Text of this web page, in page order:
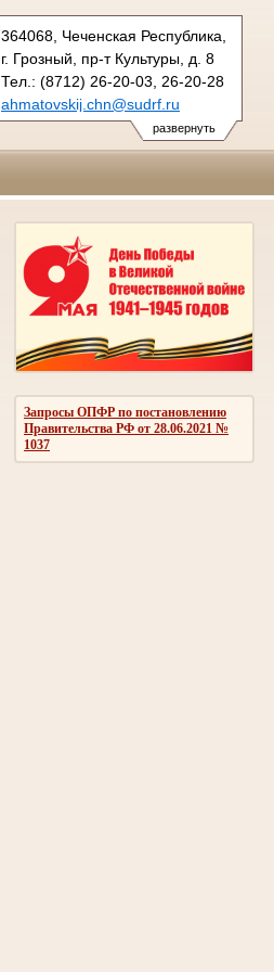
развернуть
364068, Чеченская Республика,
г. Грозный, пр-т Культуры, д. 8
Тел.: (8712) 26-20-03, 26-20-28
ahmatovskij.chn@sudrf.ru
Запросы ОПФР по постановлению
Правительства РФ от 28.06.2021 №
1037